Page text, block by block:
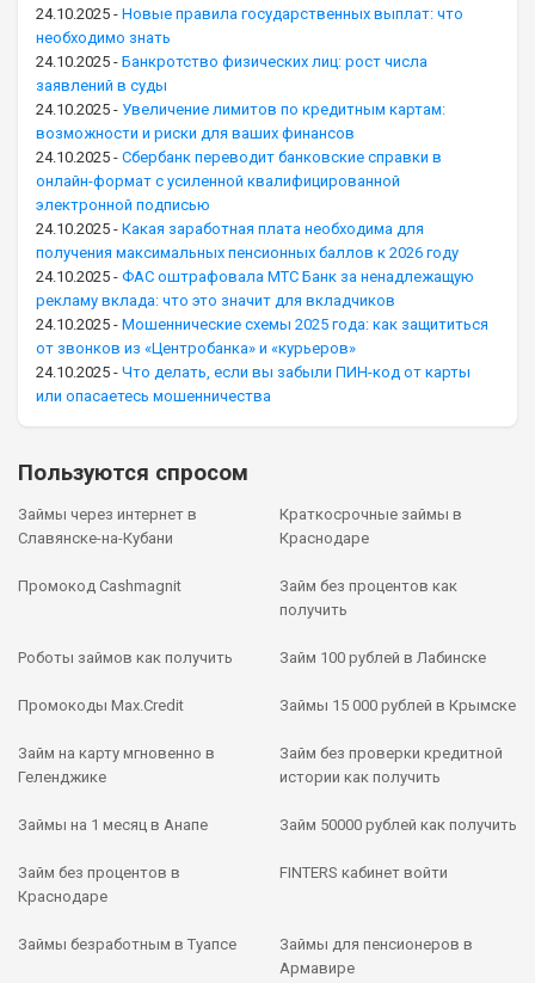
24.10.2025 - Новые правила государственных выплат: что
необходимо знать
24.10.2025 - Банкротство физических лиц: рост числа
заявлений в суды
24.10.2025 - Увеличение лимитов по кредитным картам:
возможности и риски для ваших финансов
24.10.2025 - Сбербанк переводит банковские справки в
онлайн-формат с усиленной квалифицированной
электронной подписью
24.10.2025 - Какая заработная плата необходима для
получения максимальных пенсионных баллов к 2026 году
24.10.2025 - ФАС оштрафовала МТС Банк за ненадлежащую
рекламу вклада: что это значит для вкладчиков
24.10.2025 - Мошеннические схемы 2025 года: как защититься
от звонков из «Центробанка» и «курьеров»
24.10.2025 - Что делать, если вы забыли ПИН-код от карты
или опасаетесь мошенничества
Пользуются спросом
Займы через интернет в
Славянске-на-Кубани
Краткосрочные займы в
Краснодаре
Промокод Cashmagnit
Займ без процентов как
получить
Роботы займов как получить Займ 100 рублей в Лабинске
Промокоды Max.Credit Займы 15 000 рублей в Крымске
Займ на карту мгновенно в
Геленджике
Займ без проверки кредитной
истории как получить
Займы на 1 месяц в Анапе Займ 50000 рублей как получить
Займ без процентов в
Краснодаре
FINTERS кабинет войти
Займы безработным в Туапсе
Займы для пенсионеров в
Армавире